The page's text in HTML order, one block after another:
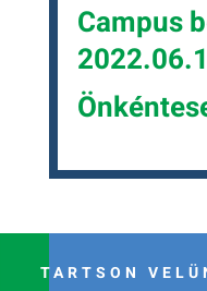
Campus
TARTSON